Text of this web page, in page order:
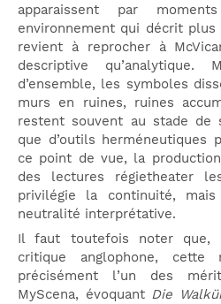
apparaissent par
environnement qui décrit plus
revient à reprocher à
descriptive qu’analytique.
d’ensemble, les symboles
murs en ruines, ruines
restent souvent au stade de
que d’outils herméneutiques
ce point de vue, la
des lectures régietheater
privilégie la continuité,
neutralité interprétative.
Il faut toutefois noter que,
critique anglophone,
précisément l’un des
MyScena, évoquant Die